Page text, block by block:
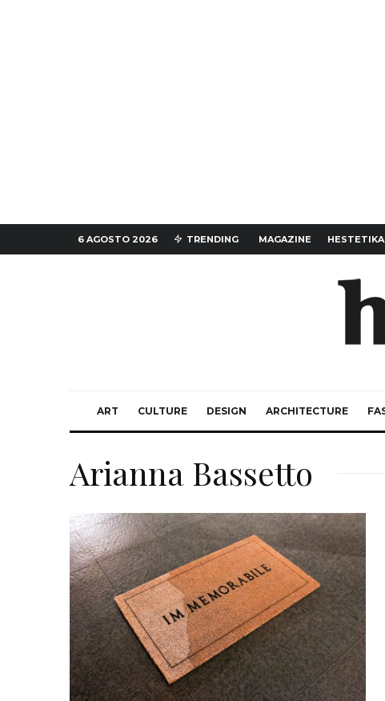
6 AGOSTO 2026 TRENDING MAGAZINE
ART CULTURE DESIGN ARCHITECTURE
Arianna Bassetto